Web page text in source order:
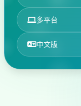
多平台
中文版